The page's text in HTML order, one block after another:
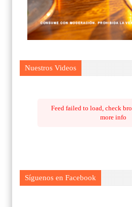
Nuestros Videos
Feed failed to load, check
more info
Síguenos en Facebook